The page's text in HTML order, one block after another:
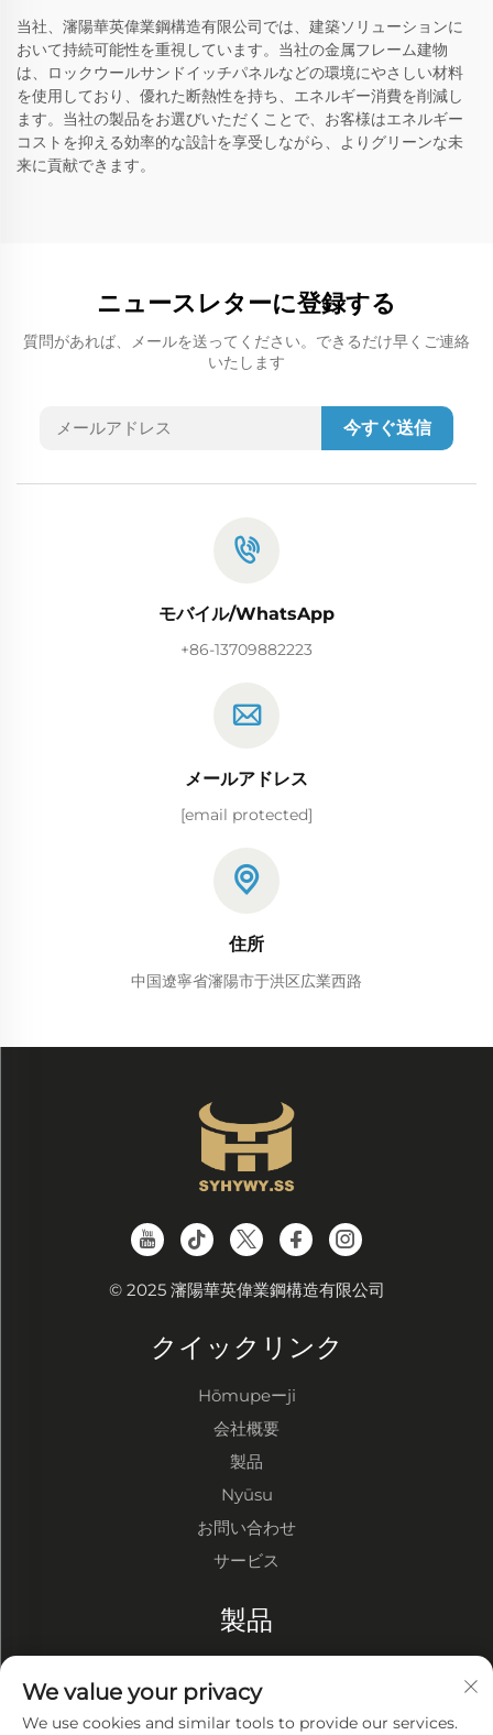
当社、瀋陽華英偉業鋼構造有限公司では、建築ソリューションに
おいて持続可能性を重視しています。当社の金属フレーム建物
は、ロックウールサンドイッチパネルなどの環境にやさしい材料
を使用しており、優れた断熱性を持ち、エネルギー消費を削減し
ます。当社の製品をお選びいただくことで、お客様はエネルギー
コストを抑える効率的な設計を享受しながら、よりグリーンな未
来に貢献できます。
ニュースレターに登録する
質問があれば、メールを送ってください。できるだけ早くご連絡
いたします
今すぐ送信
モバイル/WhatsApp
+86-13709882223
メールアドレス
[email protected]
住所
中国遼寧省瀋陽市于洪区広業西路
© 2025 瀋陽華英偉業鋼構造有限公司
クイックリンク
Hōmupeーji
会社概要
製品
Nyūsu
お問い合わせ
サービス
製品
鋼構造工場
We value your privacy
We use cookies and similar tools to provide our services.